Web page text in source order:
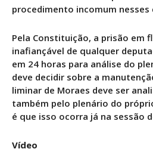
procedimento incomum nesses
Pela Constituição, a prisão em
inafiançável de qualquer
em 24 horas para análise do
deve decidir sobre a
liminar de Moraes deve ser
também pelo plenário do
é que isso ocorra já na sessão
Vídeo